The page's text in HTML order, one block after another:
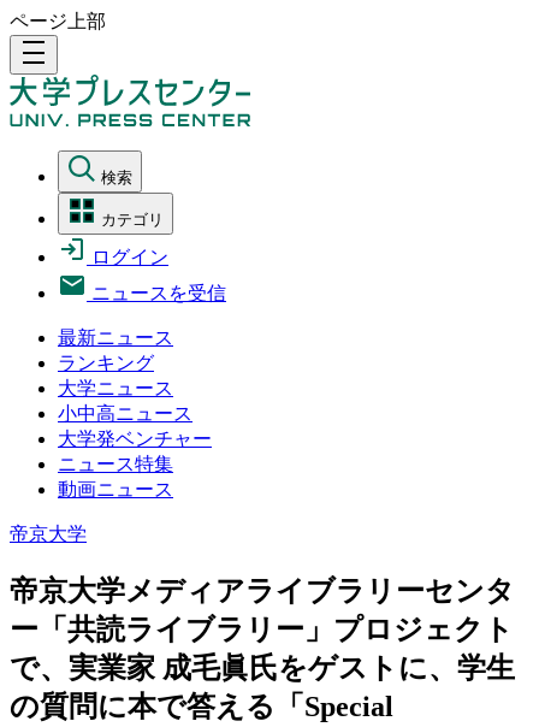
ページ上部
density_medium
検索
カテゴリ
ログイン
ニュースを受信
最新ニュース
ランキング
大学ニュース
小中高ニュース
大学発ベンチャー
ニュース特集
動画ニュース
帝京大学
帝京大学メディアライブラリーセンタ
ー「共読ライブラリー」プロジェクト
で、実業家 成毛眞氏をゲストに、学生
の質問に本で答える「Special